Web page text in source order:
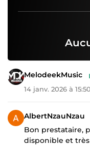
MelodeekMusic
14 janv. 2026 à 15:50
AlbertNzauNzau
Bon prestataire,
disponible et